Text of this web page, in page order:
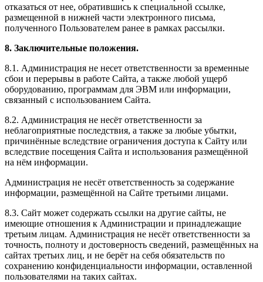
отказаться от нее, обратившись к специальной ссылке,
размещенной в нижней части электронного письма,
полученного Пользователем ранее в рамках рассылки.
8. Заключительные положения.
8.1. Администрация не несет ответственности за временные
сбои и перерывы в работе Сайта, а также любой ущерб
оборудованию, программам для ЭВМ или информации,
связанный с использованием Сайта.
8.2. Администрация не несёт ответственности за
неблагоприятные последствия, а также за любые убытки,
причинённые вследствие ограничения доступа к Сайту или
вследствие посещения Сайта и использования размещённой
на нём информации.
Администрация не несёт ответственность за содержание
информации, размещённой на Сайте третьими лицами.
8.3. Сайт может содержать ссылки на другие сайты, не
имеющие отношения к Администрации и принадлежащие
третьим лицам. Администрация не несёт ответственности за
точность, полноту и достоверность сведений, размещённых на
сайтах третьих лиц, и не берёт на себя обязательств по
сохранению конфиденциальности информации, оставленной
пользователями на таких сайтах.